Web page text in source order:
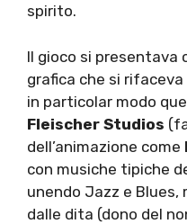
spirito.
Il gioco si presentava
grafica che si
in particolar modo
Fleischer Studios
dell’animazione come
con musiche tipiche
unendo Jazz e Blues,
dalle dita (dono del